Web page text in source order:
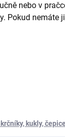
nebo v
Pokud nemáte
kukly,